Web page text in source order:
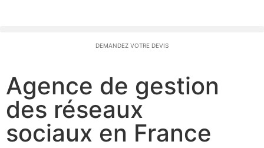
DEMANDEZ VOTRE DEVIS
Agence de gestion
des réseaux
sociaux en France